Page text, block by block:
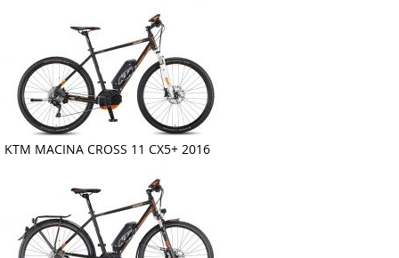
KTM MACINA CROSS 11 CX5+ 2016